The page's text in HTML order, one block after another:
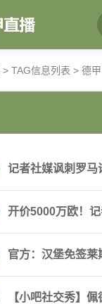
> TAG信息列表 > 德甲
记者社媒讽刺罗马
开价5000万欧！
官方：汉堡免签
【小吧社交秀】